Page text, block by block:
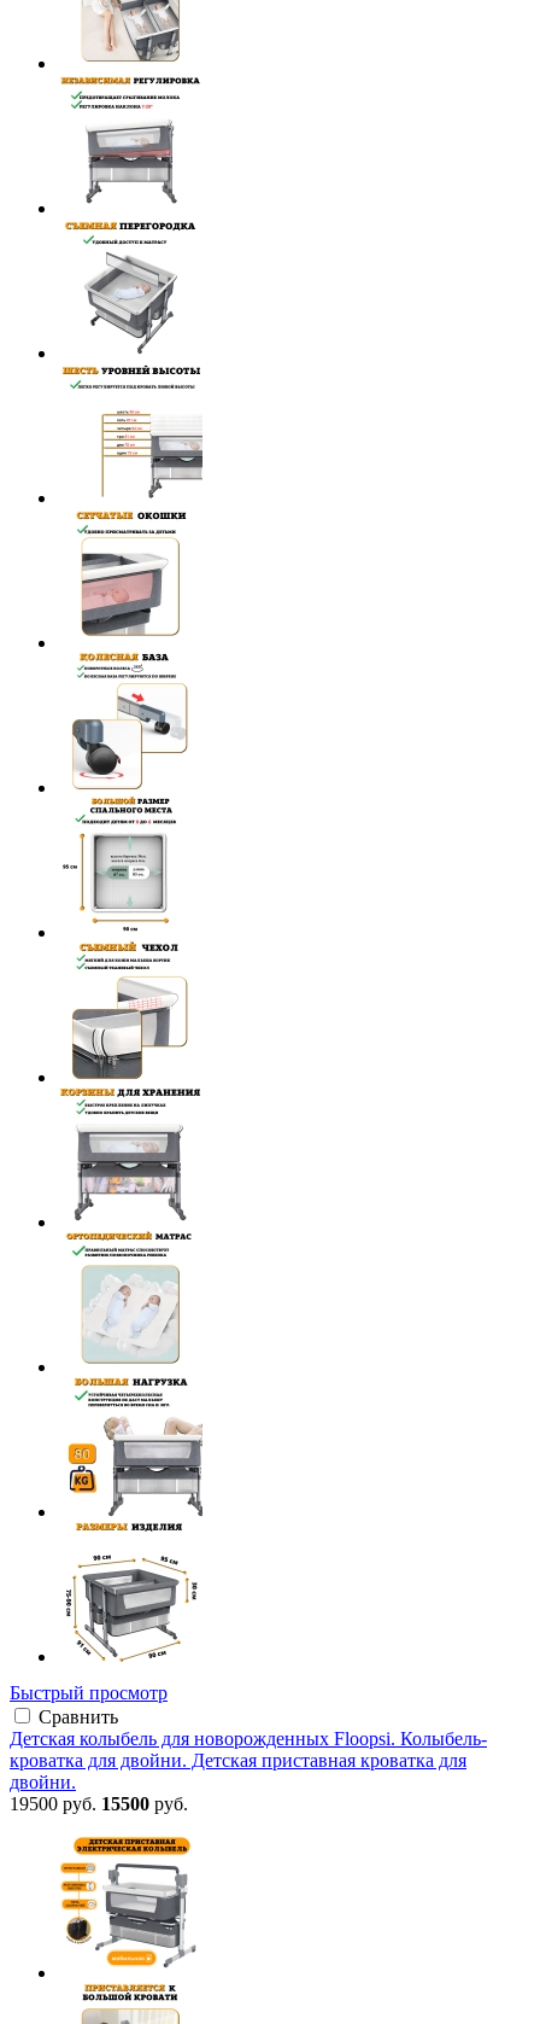
Быстрый просмотр
Сравнить
Детская колыбель для новорожденных Floopsi. Колыбель-
кроватка для двойни. Детская приставная кроватка для
двойни.
19500 руб. 15500 руб.